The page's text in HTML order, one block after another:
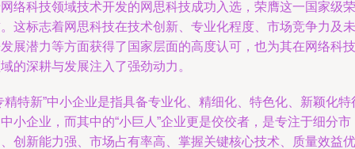
络科技领域技术开发的网思科技成功入选，荣膺这一国家级荣
这标志着网思科技在技术创新、专业化程度、市场竞争力及未
展潜力等方面获得了国家层面的高度认可，也为其在网络科技
的深耕与发展注入了强劲动力。
精特新”中小企业是指具备专业化、精细化、特色化、新颖化特
小企业，而其中的“小巨人”企业更是佼佼者，是专注于细分市
创新能力强、市场占有率高、掌握关键核心技术、质量效益优